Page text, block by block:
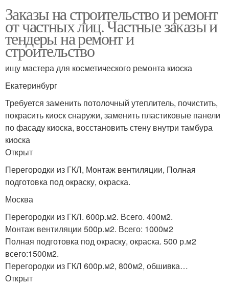
Строительные заказы
Заказы на строительство и ремонт
от частных лиц. Частные заказы и
тендеры на ремонт и
строительство
ищу мастера для косметического ремонта киоска
Екатеринбург
Требуется заменить потолочный утеплитель, почистить,
покрасить киоск снаружи, заменить пластиковые панели
по фасаду киоска, восстановить стену внутри тамбура
киоска
Открыт
Перегородки из ГКЛ, Монтаж вентиляции, Полная
подготовка под окраску, окраска.
Москва
Перегородки из ГКЛ. 600р.м2. Всего. 400м2.
Монтаж вентиляции 500р.м2. Всего: 1000м2
Полная подготовка под окраску, окраска. 500 р.м2
всего:1500м2.
Перегородки из ГКЛ 600р.м2, 800м2, обшивка…
Открыт